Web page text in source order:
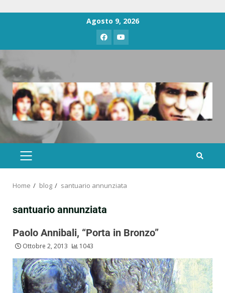
Agosto 9, 2026
Home blog santuario annunziata
santuario annunziata
Paolo Annibali, “Porta in Bronzo”
Ottobre 2, 2013 1043